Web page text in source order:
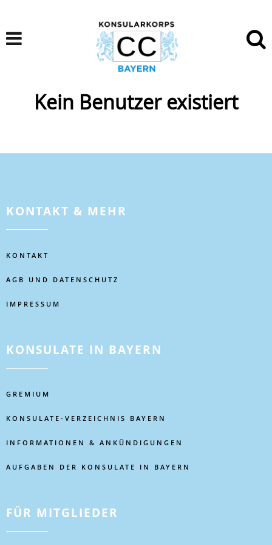
Kein Benutzer existiert
KONTAKT & MEHR
KONTAKT
AGB UND DATENSCHUTZ
IMPRESSUM
KONSULATE IN BAYERN
GREMIUM
KONSULATE-VERZEICHNIS BAYERN
INFORMATIONEN & ANKÜNDIGUNGEN
AUFGABEN DER KONSULATE IN BAYERN
FÜR MITGLIEDER